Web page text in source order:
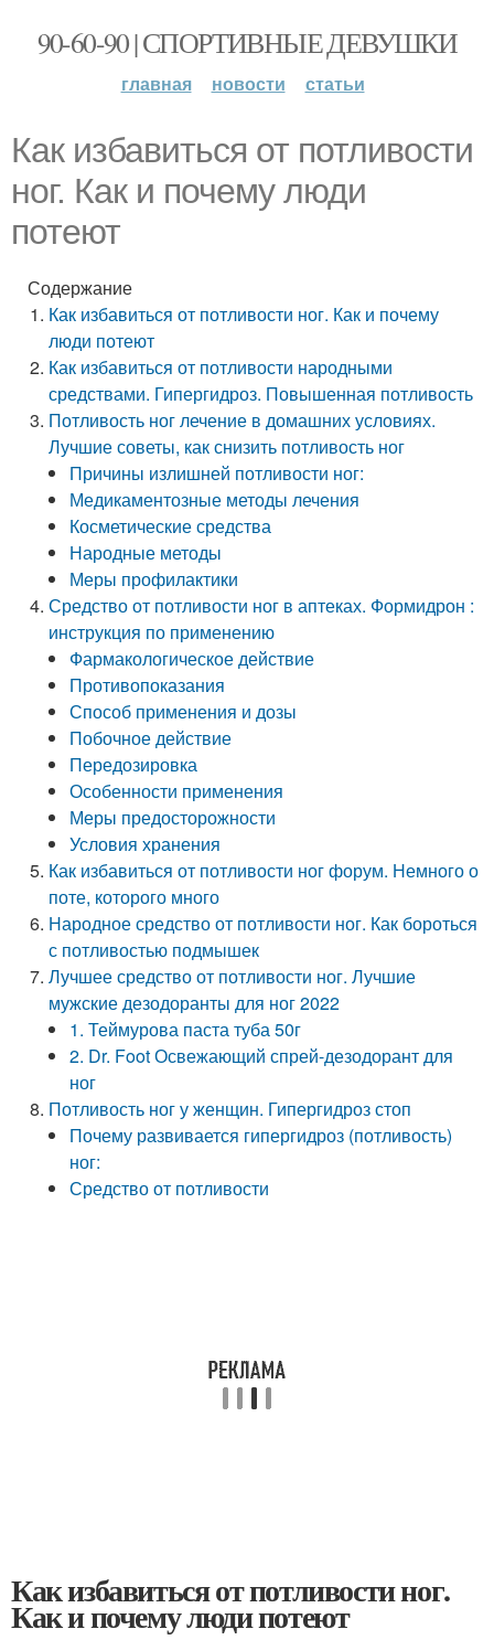
90-60-90 | СПОРТИВНЫЕ ДЕВУШКИ
главная новости статьи
Как избавиться от потливости
ног. Как и почему люди
потеют
Содержание
Как избавиться от потливости ног. Как и почему
люди потеют
Как избавиться от потливости народными
средствами. Гипергидроз. Повышенная потливость
Потливость ног лечение в домашних условиях.
Лучшие советы, как снизить потливость ног
Причины излишней потливости ног:
Медикаментозные методы лечения
Косметические средства
Народные методы
Меры профилактики
Средство от потливости ног в аптеках. Формидрон :
инструкция по применению
Фармакологическое действие
Противопоказания
Способ применения и дозы
Побочное действие
Передозировка
Особенности применения
Меры предосторожности
Условия хранения
Как избавиться от потливости ног форум. Немного о
поте, которого много
Народное средство от потливости ног. Как бороться
с потливостью подмышек
Лучшее средство от потливости ног. Лучшие
мужские дезодоранты для ног 2022
1. Теймурова паста туба 50г
2. Dr. Foot Освежающий спрей-дезодорант для
ног
Потливость ног у женщин. Гипергидроз стоп
Почему развивается гипергидроз (потливость)
ног:
Средство от потливости
Как избавиться от потливости ног.
Как и почему люди потеют